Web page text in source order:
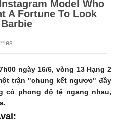
ngày 16/6, vòng 13 Hạng 2
trận "chung kết ngược" đầy
có phong độ tệ ngang nhau,